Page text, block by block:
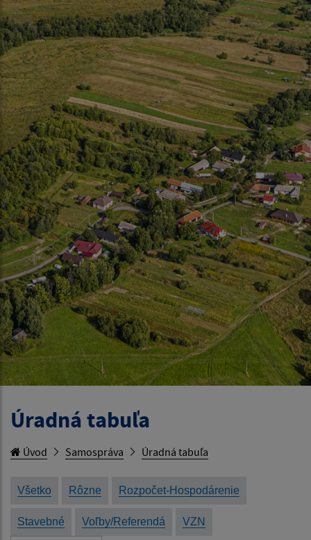
Úradná tabuľa
Úvod Samospráva Úradná tabuľa
Všetko Rôzne Rozpočet-Hospodárenie
Stavebné Voľby/Referendá VZN